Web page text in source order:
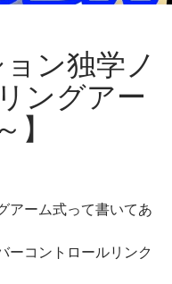
ン独学ノ
ングアー
アーム式って書いてあ
ーコントロールリンク